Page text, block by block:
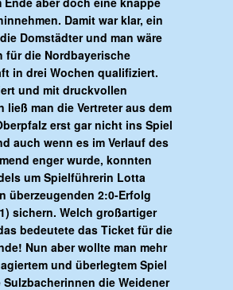
Damit war klar, ein
Domstädter und man wäre
für die Nordbayerische
in drei Wochen qualifiziert.
und mit druckvollen
ließ man die Vertreter aus dem
erst gar nicht ins Spiel
auch wenn es im Verlauf des
enger wurde, konnten
um Spielführerin Lotta
überzeugenden 2:0-Erfolg
sichern. Welch großartiger
bedeutete das Ticket für die
Nun aber wollte man mehr
und überlegtem Spiel
die Weidener